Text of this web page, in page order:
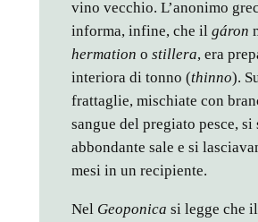
vino vecchio. L’anonimo
informa, infine, che il gáron
hermation o stillera, era
interiora di tonno (thinno).
frattaglie, mischiate con
sangue del pregiato pesce, si
abbondante sale e si
mesi in un recipiente.
Nel Geoponica si legge che il